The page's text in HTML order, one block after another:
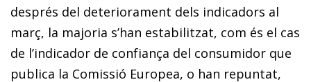
després del deteriorament dels indicadors al
març, la majoria s’han estabilitzat, com és el cas
de l’indicador de confiança del consumidor que
publica la Comissió Europea, o han repuntat,